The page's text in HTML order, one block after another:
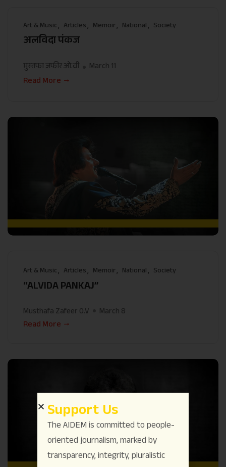
Art & Music Articles Memoir National Society
अलविदा पंकज
मुस्तफा जफीर ओ.वी March 11
Read More
Art & Music Articles Memoir National Society
“ALVIDA PANKAJ”
Musthafa Zafeer O.V
March 8
Read More
Support Us
The AIDEM is committed to people-
oriented journalism, marked by
transparency, integrity, pluralistic